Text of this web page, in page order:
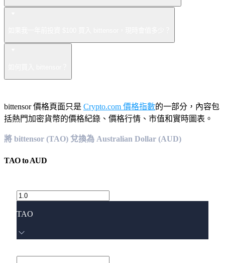
bittensor 價格頁面只是 Crypto.com 價格指數的一部分，內容包
括熱門加密貨幣的價格紀錄、價格行情、市值和實時圖表。
將 bittensor (TAO) 兌換為 Australian Dollar (AUD)
TAOtoAUD
TAO